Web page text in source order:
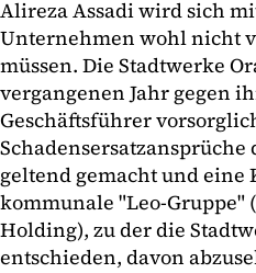
Alireza Assadi wird sich
Unternehmen wohl nicht
müssen. Die Stadtwerke
vergangenen Jahr gegen
Geschäftsführer
Schadensersatzansprüche
geltend gemacht und eine
kommunale "Leo-Gruppe"
Holding), zu der die
entschieden, davon